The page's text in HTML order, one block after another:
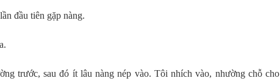
đầu tiên gặp nàng.
trước, sau đó ít lâu nàng nép vào. Tôi nhích vào, nhường chỗ cho